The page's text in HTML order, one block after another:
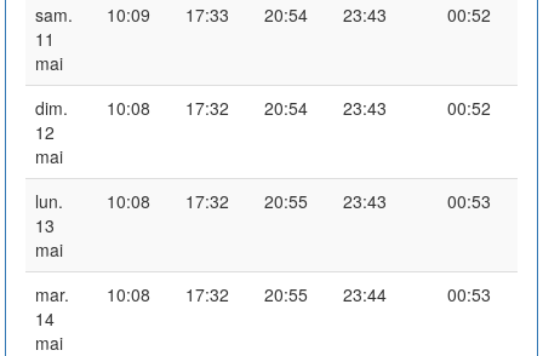
sam.
11
mai
10:09 17:33 20:54 23:43 00:52
dim.
12
mai
10:08 17:32 20:54 23:43 00:52
lun.
13
mai
10:08 17:32 20:55 23:43 00:53
mar.
14
mai
10:08 17:32 20:55 23:44 00:53